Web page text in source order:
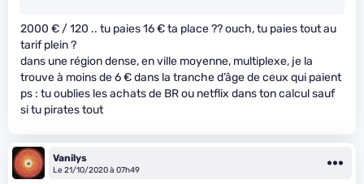
2000 € / 120 .. tu paies 16 € ta place ?? ouch, tu paies tout au
tarif plein ?
dans une région dense, en ville moyenne, multiplexe, je la
trouve à moins de 6 € dans la tranche d’âge de ceux qui paient
ps : tu oublies les achats de BR ou netflix dans ton calcul sauf
si tu pirates tout
Vanilys
Le 21/10/2020 à 07h49